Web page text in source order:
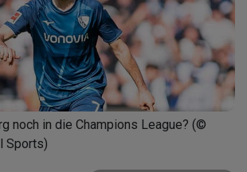
noch in die Champions League? (©
Sports)